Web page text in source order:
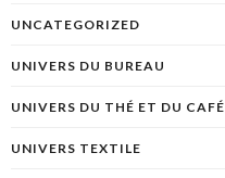
UNCATEGORIZED
UNIVERS DU BUREAU
UNIVERS DU THÉ ET DU CAFÉ
UNIVERS TEXTILE